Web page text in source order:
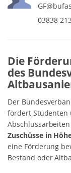
03838
Die
des
Der
fördert Studenten
Zuschüsse in
eine Förderung
Bestand oder